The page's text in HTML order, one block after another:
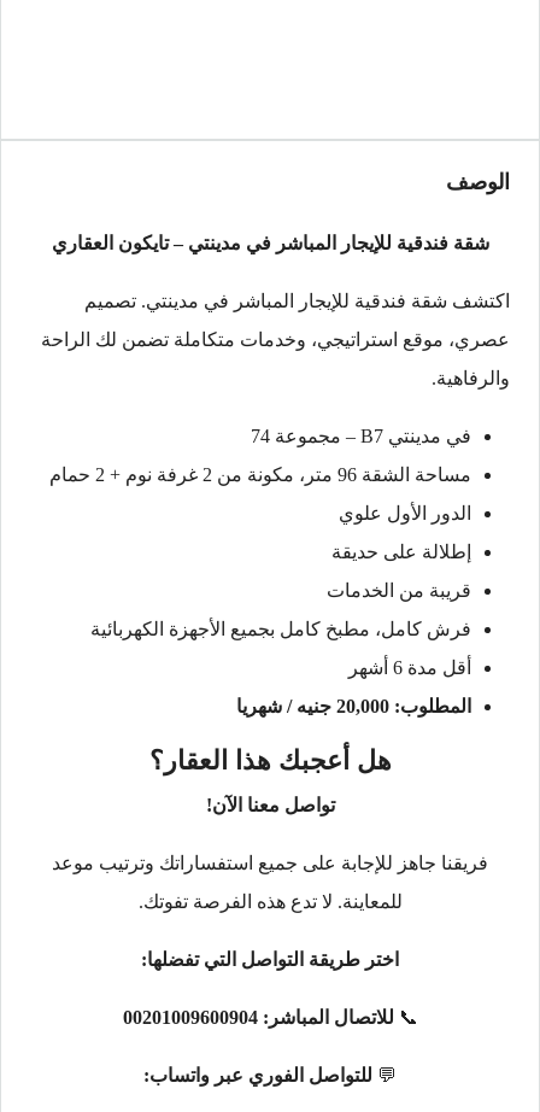
الوصف
شقة فندقية للإيجار المباشر في مدينتي – تايكون العقاري
اكتشف شقة فندقية للإيجار المباشر في مدينتي. تصميم
عصري، موقع استراتيجي، وخدمات متكاملة تضمن لك الراحة
والرفاهية.
في مدينتي B7 – مجموعة 74
مساحة الشقة 96 متر، مكونة من 2 غرفة نوم + 2 حمام
الدور الأول علوي
إطلالة على حديقة
قريبة من الخدمات
فرش كامل، مطبخ كامل بجميع الأجهزة الكهربائية
أقل مدة 6 أشهر
المطلوب: 20,000 جنيه / شهريا
هل أعجبك هذا العقار؟
تواصل معنا الآن!
فريقنا جاهز للإجابة على جميع استفساراتك وترتيب موعد
للمعاينة. لا تدع هذه الفرصة تفوتك.
اختر طريقة التواصل التي تفضلها:
📞 للاتصال المباشر: 00201009600904
💬 للتواصل الفوري عبر واتساب: